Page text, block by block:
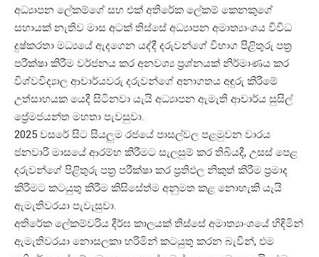
අධ්‍යාපන ලේකම්ගේ සහ එක් අතිරේක ලේකම් කෙනකුගේ
සහායක් නැතිව මාස අටක් තිස්සේ අධ්‍යාපන අමාත්‍යාංශය විවිධ
දුෂ්කරතා මධ්‍යයේ ඇදගෙන යද්දී දරුවන්ගේ විභාග පිළිතුරු පත්‍ර
පරීක්ෂා කිරීම වර්ජනය කර අනවශ්‍ය ප්‍රශ්නයක් නිර්මාණය කර
විශ්වවිද්‍යාල ආචාර්යවරු දරුවන්ගේ අනාගතය අඳුරු කිරීමේ
උත්සාහයක යෙදී සිටිනවා යැයි අධ්‍යාපන ඇමැති ආචාර්ය සුසිල්
ප්‍රේමජයන්ත මහතා පැවසුවා.
2025 වසරේ සිට සියලුම රජයේ පාසල්වල පළමුවන වාරය
ජනවාරි මාසයේ ආරම්භ කිරීමට සැලසුම් කර තිබියදී, උසස් පෙළ
දරුවන්ගේ පිළිතුරු පත්‍ර පරීක්ෂා කර ප්‍රතිඵල නිකුත් කිරීම ප්‍රමාද
කිරීමට කටයුතු කිරීම කිසිසේත්ම අනුමත කළ නොහැකි යැයි
ඇමැතිවරයා පැවැසුවා.
අතිරේක ලේකම්වරිය දීර්ඝ කාලයක් තිස්සේ අමාත්‍යාංශයේ හිඳිමින්
ඇමැතිවරයා නොසලකා හරිමින් කටයුතු කරන බැවින්, එම